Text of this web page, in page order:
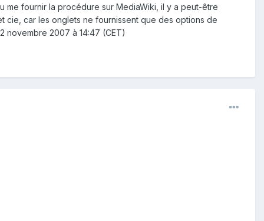
me fournir la procédure sur MediaWiki, il y a peut-être
car les onglets ne fournissent que des options de
novembre 2007 à 14:47 (CET)